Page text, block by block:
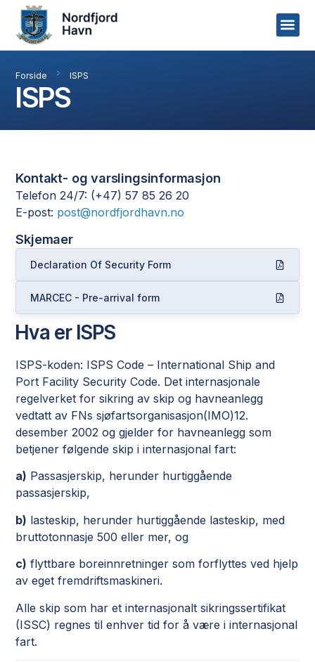
Forside ISPS
ISPS
Hva er ISPS
ISPS-koden: ISPS Code – International Ship and
Port Facility Security Code. Det internasjonale
regelverket for sikring av skip og havneanlegg
vedtatt av FNs sjøfartsorganisasjon(IMO)12.
desember 2002 og gjelder for havneanlegg som
betjener følgende skip i internasjonal fart:
a) Passasjerskip, herunder hurtiggående
passasjerskip,
b) lasteskip, herunder hurtiggående lasteskip, med
bruttotonnasje 500 eller mer, og
c) flyttbare boreinnretninger som forflyttes ved hjelp
av eget fremdriftsmaskineri.
Alle skip som har et internasjonalt sikringssertifikat
(ISSC) regnes til enhver tid for å være i internasjonal
fart.
Kontakt- og varslingsinformasjon
Telefon 24/7: (+47) 57 85 26 20
E-post: post@nordfjordhavn.no
Skjemaer
Declaration Of Security Form
MARCEC - Pre-arrival form